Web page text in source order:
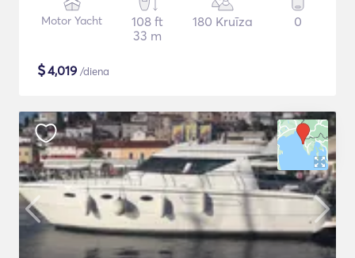
Motor Yacht
108 ft
33 m
180 Kruīza 0
$4,019 /diena